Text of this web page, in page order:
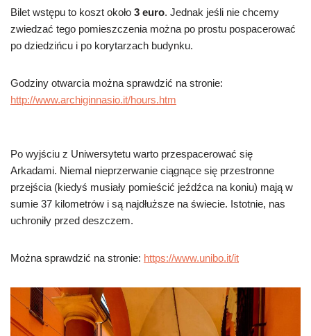
Bilet wstępu to koszt około 3 euro. Jednak jeśli nie chcemy
zwiedzać tego pomieszczenia można po prostu pospacerować
po dziedzińcu i po korytarzach budynku.
Godziny otwarcia można sprawdzić na stronie:
http://www.archiginnasio.it/hours.htm
Po wyjściu z Uniwersytetu warto przespacerować się
Arkadami. Niemal nieprzerwanie ciągnące się przestronne
przejścia (kiedyś musiały pomieścić jeźdźca na koniu) mają w
sumie 37 kilometrów i są najdłuższe na świecie. Istotnie, nas
uchroniły przed deszczem.
Można sprawdzić na stronie: https://www.unibo.it/it